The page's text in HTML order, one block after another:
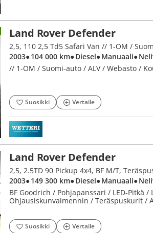
Land Rover Defender
2,5, 110 2,5 Td5 Safari Van // 1-OM /
2003● 104 000 km● Diesel● Manuaali●
// 1-OM / Suomi-auto / ALV / Webasto /
Suosikki Vertaile
Land Rover Defender
2003● 149 300 km● Diesel● Manuaali●
BF Goodrich / Pohjapanssari / LED-Pitkä
Ohjausiskunvaimennin / Teräspuskurit /
Suosikki Vertaile